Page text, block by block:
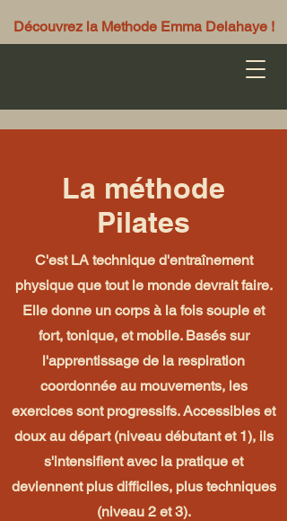
Découvrez la Methode Emma Delahaye !
La méthode
Pilates
C'est LA technique d'entraînement
physique que tout le monde devrait faire.
Elle donne un corps à la fois souple et
fort, tonique, et mobile. Basés sur
l'apprentissage de la respiration
coordonnée au mouvements, les
exercices sont progressifs. Accessibles et
doux au départ (niveau débutant et 1), ils
s'intensifient avec la pratique et
deviennent plus difficiles, plus techniques
(niveau 2 et 3).